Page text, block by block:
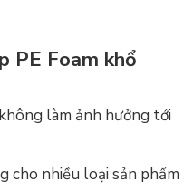
PE Foam khổ
làm ảnh hưởng tới
cho nhiều loại sản phẩm